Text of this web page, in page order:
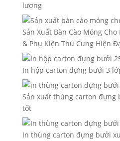
lượng
Sản Xuất Bàn Cào Móng
& Phụ Kiện Thú Cưng Hiện
In hộp carton đựng bưởi 3
Sản xuất thùng carton đựng
tốt
In thùng carton đựng bưởi